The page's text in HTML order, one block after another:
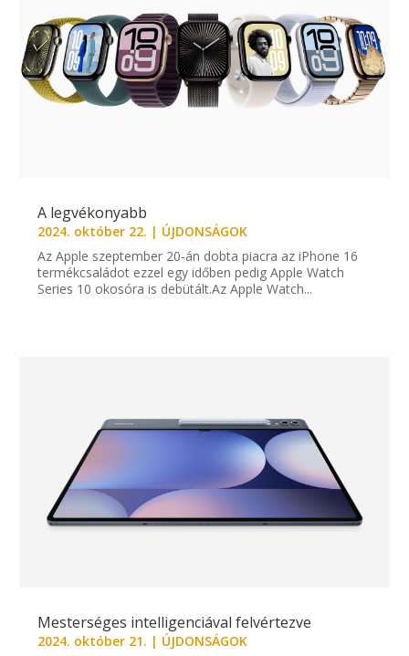
A legvékonyabb
2024. október 22. | ÚJDONSÁGOK
Az Apple szeptember 20-án dobta piacra az iPhone 16
termékcsaládot ezzel egy időben pedig Apple Watch
Series 10 okosóra is debütált.Az Apple Watch...
Mesterséges intelligenciával felvértezve
2024. október 21. | ÚJDONSÁGOK